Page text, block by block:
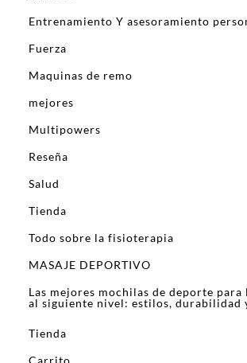
Entrenamiento Y asesoramiento
Fuerza
Maquinas de remo
mejores
Multipowers
Reseña
Salud
Tienda
Todo sobre la fisioterapia
MASAJE DEPORTIVO
Las mejores mochilas de deporte
al siguiente nivel: estilos, durabilidad
Tienda